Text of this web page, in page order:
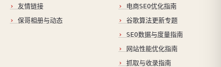
友情链接
保哥相册与动态
电商SEO优化指南
谷歌算法更新专题
SEO数据与度量指南
网站性能优化指南
抓取与收录指南